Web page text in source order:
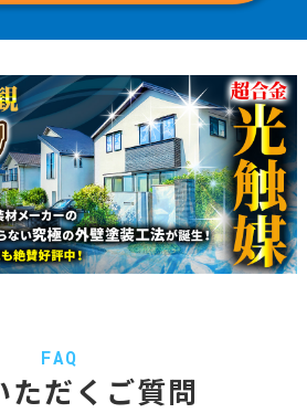
FAQ
ただくご質問